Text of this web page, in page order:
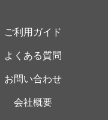
ご利用ガイド
よくある質問
お問い合わせ
会社概要